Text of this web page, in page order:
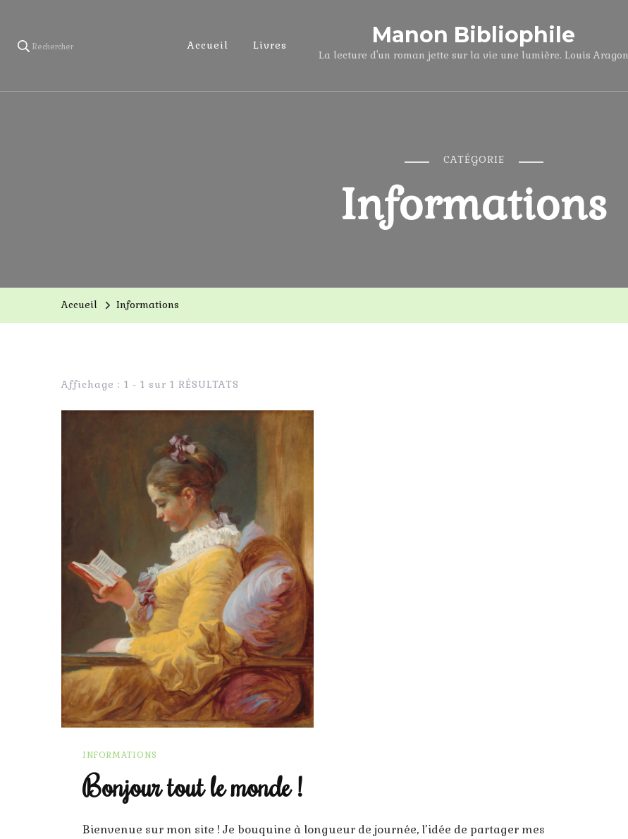
Rechercher Accueil Livres Manon Bibliophile
La lecture d'un roman jette sur la vie une lumière. Louis Aragon
CATÉGORIE
Informations
Accueil Informations
Affichage : 1 - 1 sur 1 RÉSULTATS
INFORMATIONS
Bonjour tout le monde !
Bienvenue sur mon site ! Je bouquine à longueur de journée, l’idée de partager mes